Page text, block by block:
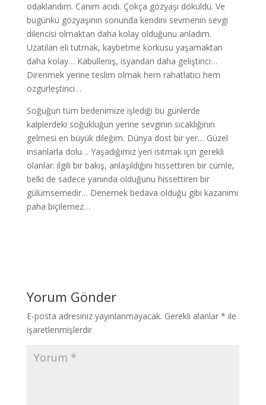
odaklandım. Canım acıdı. Çokça gözyaşı döküldü. Ve
bugünkü gözyaşının sonunda kendini sevmenin sevgi
dilencisi olmaktan daha kolay olduğunu anladım.
Uzatılan eli tutmak, kaybetme korkusu yaşamaktan
daha kolay… Kabulleniş, isyandan daha geliştirici…
Direnmek yerine teslim olmak hem rahatlatıcı hem
özgürleştirici…
Soğuğun tüm bedenimize işlediği bu günlerde
kalplerdeki soğukluğun yerine sevginin sıcaklığının
gelmesi en büyük dileğim. Dünya dost bir yer… Güzel
insanlarla dolu… Yaşadığımız yeri ısıtmak için gerekli
olanlar: ilgili bir bakış, anlaşıldığını hissettiren bir cümle,
belki de sadece yanında olduğunu hissettiren bir
gülümsemedir… Denemek bedava olduğu gibi kazanımı
paha biçilemez…
Yorum Gönder
E-posta adresiniz yayınlanmayacak. Gerekli alanlar * ile
işaretlenmişlerdir